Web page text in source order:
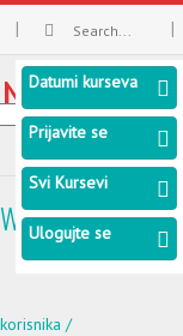
Datumi kurseva
Prijavite se
Svi Kursevi
Ulogujte se